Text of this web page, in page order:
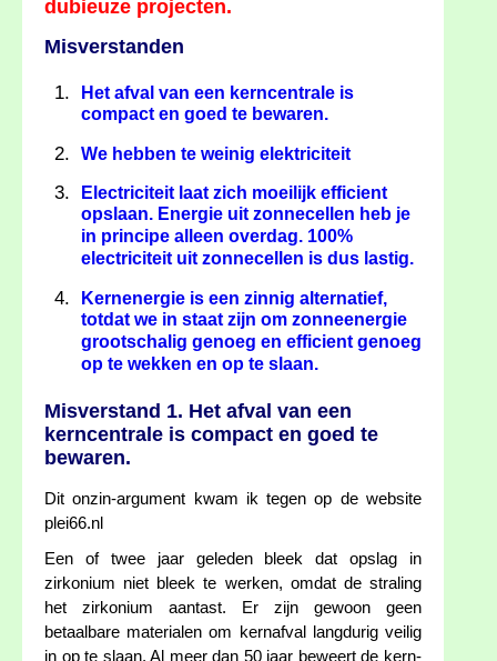
dubieuze projecten.
Misverstanden
Het afval van een kerncentrale is
compact en goed te bewaren.
We hebben te weinig elektriciteit
Electriciteit laat zich moeilijk efficient
opslaan. Energie uit zonnecellen heb je
in principe alleen overdag. 100%
electriciteit uit zonnecellen is dus lastig.
Kernenergie is een zinnig alternatief,
totdat we in staat zijn om zonneenergie
grootschalig genoeg en efficient genoeg
op te wekken en op te slaan.
Misverstand 1. Het afval van een
kerncentrale is compact en goed te
bewaren.
Dit onzin-argument kwam ik tegen op de website
plei66.nl
Een of twee jaar geleden bleek dat opslag in
zirkonium niet bleek te werken, omdat de straling
het zirkonium aantast. Er zijn gewoon geen
betaalbare materialen om kernafval langdurig veilig
in op te slaan. Al meer dan 50 jaar beweert de kern-